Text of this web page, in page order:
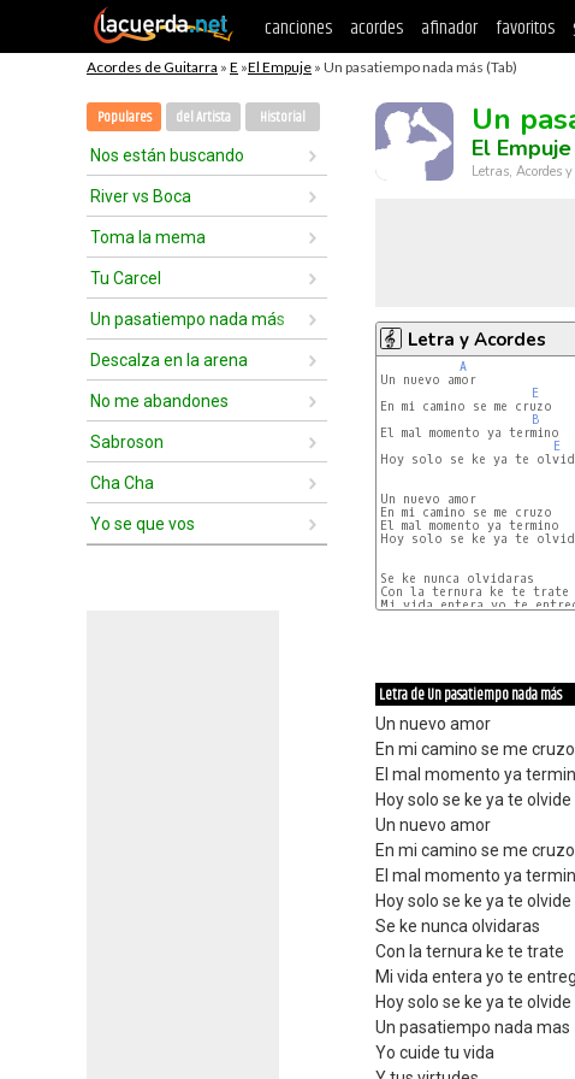
canciones acordes afinador favoritos
Acordes de Guitarra » E »El Empuje » Un pasatiempo nada más (Tab)
Populares del Artista Historial
Nos están buscando
River vs Boca
Toma la mema
Tu Carcel
Un pasatiempo nada más
Descalza en la arena
No me abandones
Sabroson
Cha Cha
Yo se que vos
Un
El Empuje
Letras, Acordes
Letra y Acordes
A
Un nuevo amor
E
En mi camino se me cruzo
B
El mal momento ya termino
E
Hoy solo se ke ya te
Un nuevo amor
En mi camino se me cruzo
El mal momento ya termino
Hoy solo se ke ya te
Se ke nunca olvidaras
Con la ternura ke te trate
Mi vida entera yo te
Letra de Un pasatiempo nada más
Un nuevo amor
En mi camino se me cruzo
El mal momento ya
Hoy solo se ke ya te olvide
Un nuevo amor
En mi camino se me cruzo
El mal momento ya
Hoy solo se ke ya te olvide
Se ke nunca olvidaras
Con la ternura ke te trate
Mi vida entera yo te
Hoy solo se ke ya te olvide
Un pasatiempo nada mas
Yo cuide tu vida